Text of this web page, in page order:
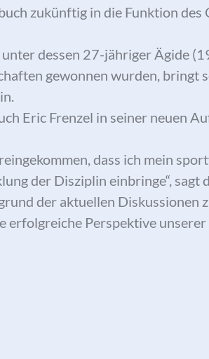
zukünftig in die Funktion des
dessen 27-jähriger Ägide
gewonnen wurden, bringt
Eric Frenzel in seiner neuen
dass ich mein
der Disziplin einbringe“, sagt
der aktuellen Diskussionen
erfolgreiche Perspektive